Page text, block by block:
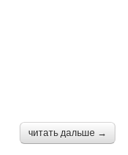
читать дальше →